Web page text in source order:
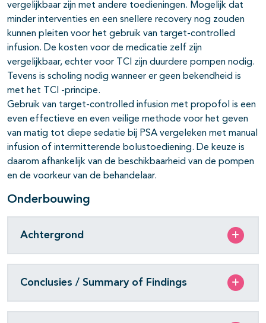
vergelijkbaar zijn met andere toedieningen. Mogelijk dat
minder interventies en een snellere recovery nog zouden
kunnen pleiten voor het gebruik van target-controlled
infusion. De kosten voor de medicatie zelf zijn
vergelijkbaar, echter voor TCI zijn duurdere pompen nodig.
Tevens is scholing nodig wanneer er geen bekendheid is
met het TCI -principe.
Gebruik van target-controlled infusion met propofol is een
even effectieve en even veilige methode voor het geven
van matig tot diepe sedatie bij PSA vergeleken met manual
infusion of intermitterende bolustoediening. De keuze is
daarom afhankelijk van de beschikbaarheid van de pompen
en de voorkeur van de behandelaar.
Onderbouwing
Achtergrond
Conclusies / Summary of Findings